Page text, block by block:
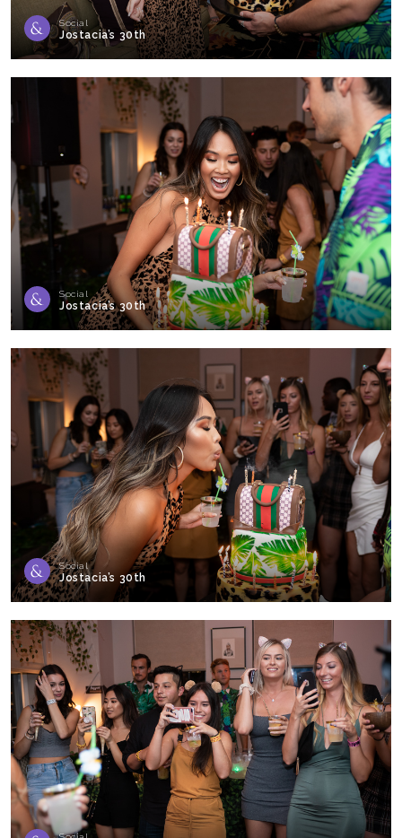
Social
Jostacia’s 30th
Social
Jostacia’s 30th
Social
Jostacia’s 30th